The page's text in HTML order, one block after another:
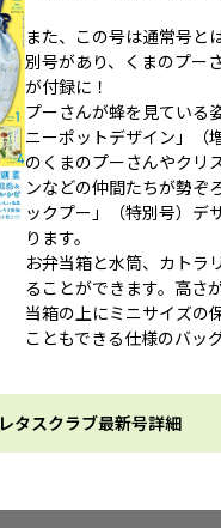
また、この号は通常号と
別号があり、くまのプー
が付録に！
プーさんが蜂を見ている
ニーポットデザイン」（
のくまのプーさんやクリ
ンなどの仲間たちが勢ぞ
ックプー」（特別号）デ
ります。
お弁当箱と水筒、カトラ
ることができます。高さ
当箱の上にミニサイズの
こともできる仕様のバッグ
レタスクラブ最新号詳細